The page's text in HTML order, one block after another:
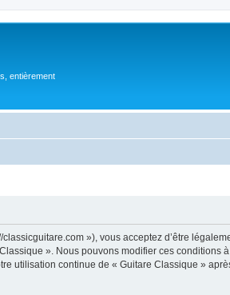
entièrement
»), vous acceptez d’être
». Nous pouvons modifier ces conditions
utilisation continue de « Guitare Classique »